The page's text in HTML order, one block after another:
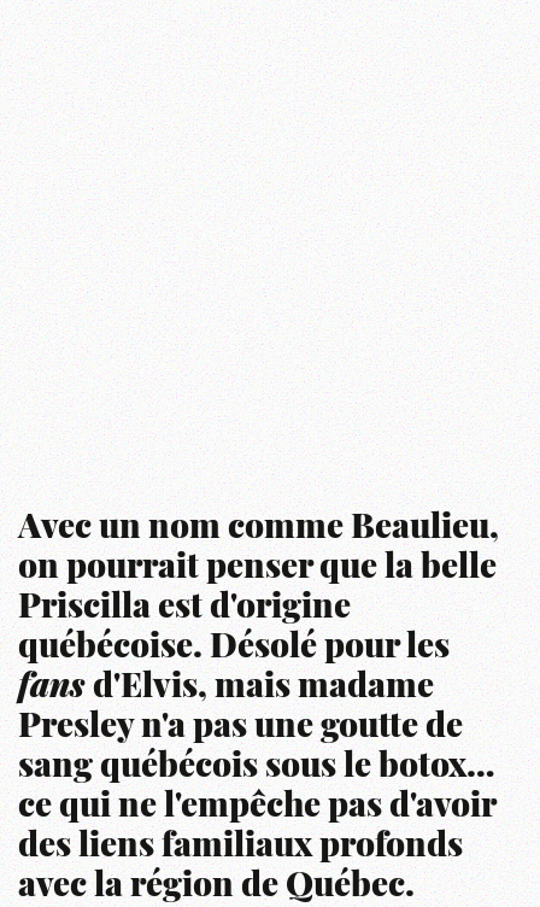
Avec un nom comme Beaulieu,
on pourrait penser que la belle
Priscilla est d'origine
québécoise. Désolé pour les
fansd'Elvis, mais madame
Presley n'a pas une goutte de
sang québécois sous le botox…
ce qui ne l'empêche pas d'avoir
des liens familiaux profonds
avec la région de Québec.